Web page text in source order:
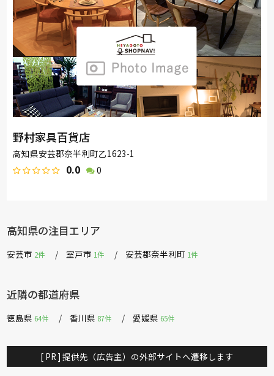
野村家具百貨店
高知県安芸郡奈半利町乙1623-1
0.0 0
高知県の注目エリア
安芸市 2件 室戸市 1件 安芸郡奈半利町 1件
近隣の都道府県
徳島県 64件 香川県 87件 愛媛県 65件
[ PR ] 提供先（広告主）の外部サイトへ遷移します